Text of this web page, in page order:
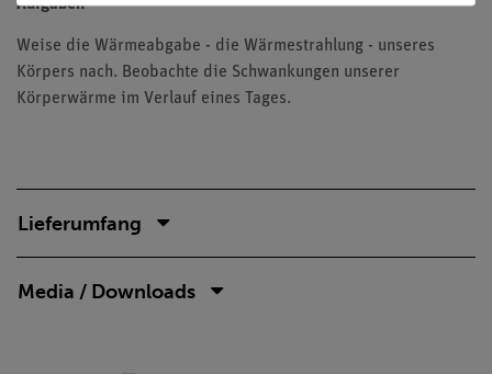
Aufgaben
Weise die Wärmeabgabe - die Wärmestrahlung - unseres
Körpers nach. Beobachte die Schwankungen unserer
Körperwärme im Verlauf eines Tages.
Lieferumfang
Media / Downloads